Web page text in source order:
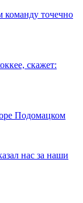
точечно
скажет:
Подомацком
нас за наши